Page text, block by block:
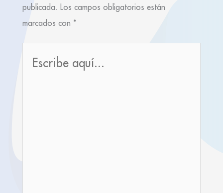
publicada. Los campos obligatorios están
marcados con *
aquí...